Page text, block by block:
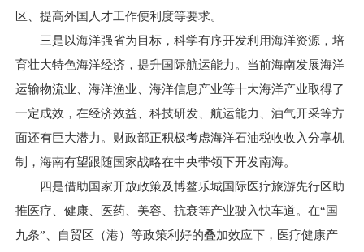
区、提高外国人才工作便利度等要求。
三是以海洋强省为目标，科学有序开发利用海洋资源，培
育壮大特色海洋经济，提升国际航运能力。当前海南发展海洋
运输物流业、海洋渔业、海洋信息产业等十大海洋产业取得了
一定成效，在经济效益、科技研发、航运能力、油气开采等方
面还有巨大潜力。财政部正积极考虑海洋石油税收收入分享机
制，海南有望跟随国家战略在中央带领下开发南海。
四是借助国家开放政策及博鳌乐城国际医疗旅游先行区助
推医疗、健康、医药、美容、抗衰等产业驶入快车道。在“国
九条”、自贸区（港）等政策利好的叠加效应下，医疗健康产